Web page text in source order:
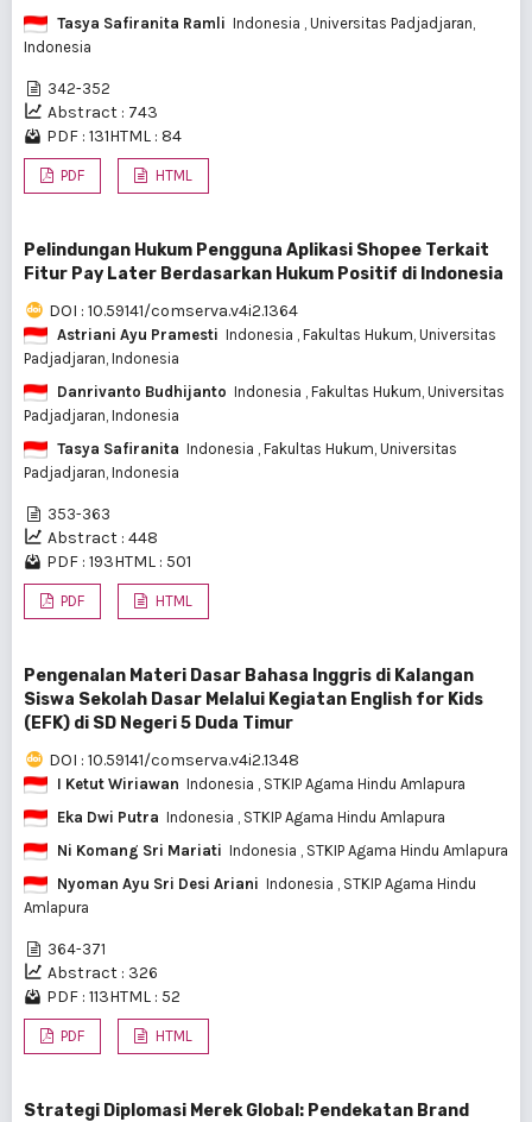
Tasya Safiranita Ramli Indonesia , Universitas Padjadjaran,
Indonesia
342-352
Abstract : 743
PDF : 131HTML : 84
PDF HTML
Pelindungan Hukum Pengguna Aplikasi Shopee Terkait
Fitur Pay Later Berdasarkan Hukum Positif di Indonesia
DOI : 10.59141/comserva.v4i2.1364
Astriani Ayu Pramesti Indonesia , Fakultas Hukum, Universitas
Padjadjaran, Indonesia
Danrivanto Budhijanto Indonesia , Fakultas Hukum, Universitas
Padjadjaran, Indonesia
Tasya Safiranita Indonesia , Fakultas Hukum, Universitas
Padjadjaran, Indonesia
353-363
Abstract : 448
PDF : 193HTML : 501
PDF HTML
Pengenalan Materi Dasar Bahasa Inggris di Kalangan
Siswa Sekolah Dasar Melalui Kegiatan English for Kids
(EFK) di SD Negeri 5 Duda Timur
DOI : 10.59141/comserva.v4i2.1348
I Ketut Wiriawan Indonesia
, STKIP Agama Hindu Amlapura
Eka Dwi Putra Indonesia
, STKIP Agama Hindu Amlapura
Ni Komang Sri Mariati Indonesia
, STKIP Agama Hindu Amlapura
Nyoman Ayu Sri Desi Ariani Indonesia
, STKIP Agama Hindu
Amlapura
364-371
Abstract : 326
PDF : 113HTML : 52
PDF HTML
Strategi Diplomasi Merek Global: Pendekatan Brand